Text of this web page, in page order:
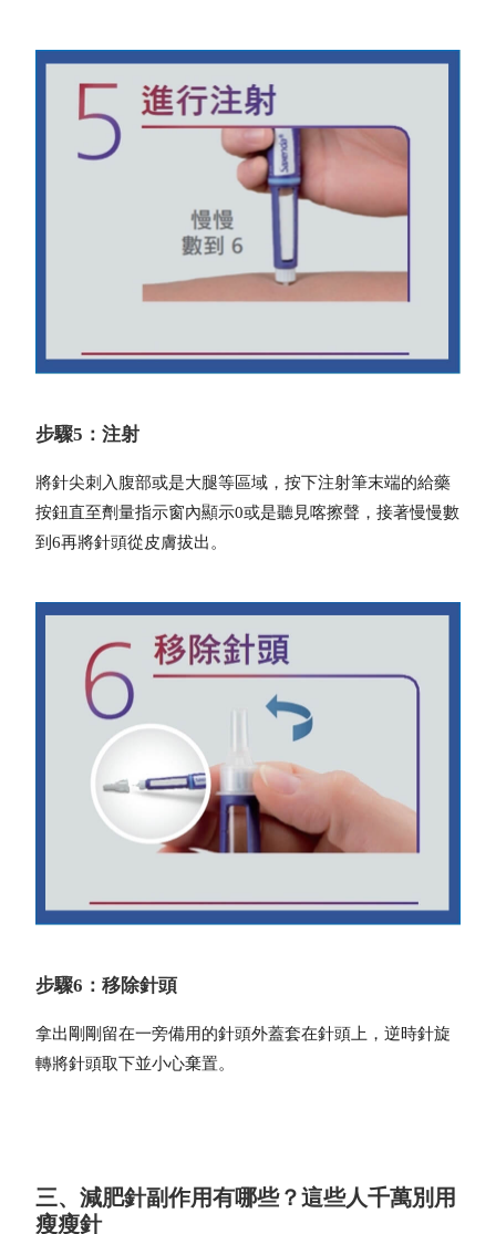
步驟5：注射
將針尖刺入腹部或是大腿等區域，按下注射筆末端的給藥
按鈕直至劑量指示窗內顯示0或是聽見喀擦聲，接著慢慢數
到6再將針頭從皮膚拔出。
步驟6：移除針頭
拿出剛剛留在一旁備用的針頭外蓋套在針頭上，逆時針旋
轉將針頭取下並小心棄置。
三、減肥針副作用有哪些？這些人千萬別用
瘦瘦針